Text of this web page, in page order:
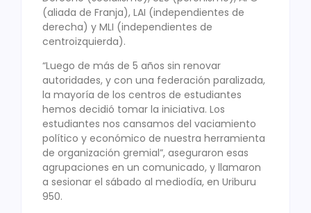
(aliada de Franja), LAI (independientes de
derecha) y MLI (independientes de
centroizquierda).
“Luego de más de 5 años sin renovar
autoridades, y con una federación paralizada,
la mayoría de los centros de estudiantes
hemos decidió tomar la iniciativa. Los
estudiantes nos cansamos del vaciamiento
político y económico de nuestra herramienta
de organización gremial”, aseguraron esas
agrupaciones en un comunicado, y llamaron
a sesionar el sábado al mediodía, en Uriburu
950.